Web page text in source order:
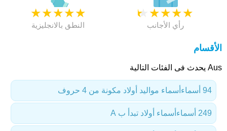
★
★
★
★
★
النطق بالانجليزية
★
★
★
★
★
رأي الأجانب
الأقسام
Aus يحدث فى الفئات التالية
أسماء مواليد أولاد مكونة من 4 حروف 94 أسماء
أسماء أولاد تبدأ ب A 249 أسماء